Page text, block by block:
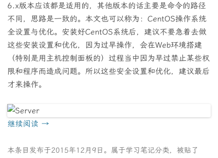
6.x版本应该都是适用的，其他版本的话主要是命令的路径
不同，思路是一致的。本文也可以称为：CentOS操作系统
全设置与优化。安装好CentOS系统后，建议不要急着去做
这些安装设置和优化，因为过早操作，会在Web环境搭建
（特别是用主机控制面板的）过程当中因为早过禁止某些权
限和程序而造成问题。所以这些安全设置和优化，建议最后
才来操作。
继续阅读 →
本条目发布于2015年12月9日 。属于学习笔记分类，被贴了